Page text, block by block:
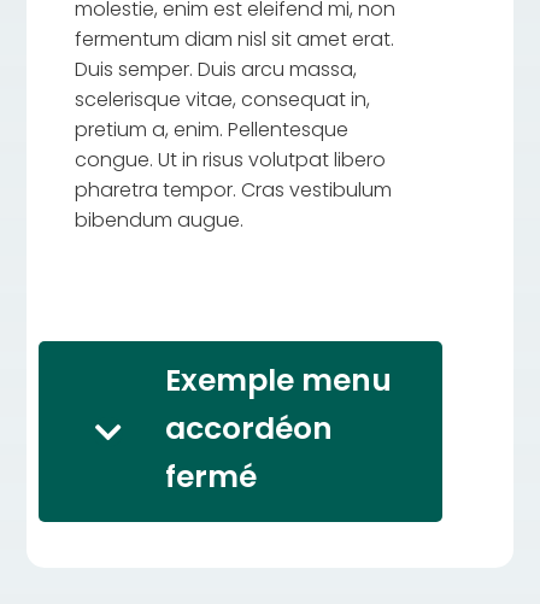
molestie, enim est eleifend mi, non
fermentum diam nisl sit amet erat.
Duis semper. Duis arcu massa,
scelerisque vitae, consequat in,
pretium a, enim. Pellentesque
congue. Ut in risus volutpat libero
pharetra tempor. Cras vestibulum
bibendum augue.
Exemple menu
accordéon
fermé